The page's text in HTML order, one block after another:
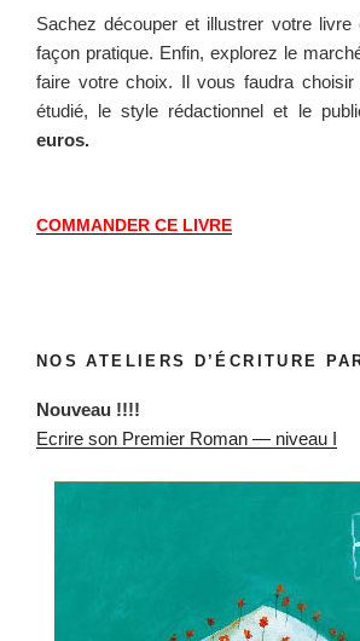
Sachez découper et illus­tr­er votre livre
façon pra­tique. Enfin, explorez le
faire votre choix. Il vous fau­dra
étudié, le style rédac­tion­nel et le
euros.
COMMANDER CE LIVRE
NOS ATELIERS D’ÉCRITURE
Nou­veau !!!!
Ecrire son Pre­mier Roman — niveau I